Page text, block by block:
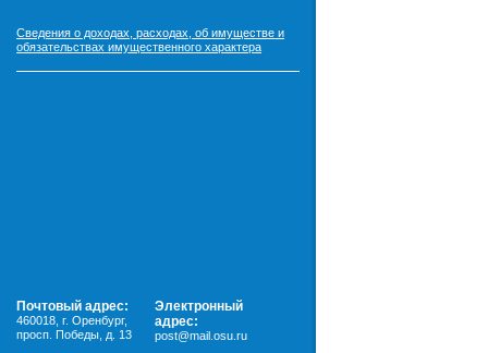
Сведения о доходах, расходах, об имуществе и
обязательствах имущественного характера
Почтовый адрес:
460018 г. Оренбург,
просп. Победы, д. 13
Электронный
адрес:
post@mail.osu.ru